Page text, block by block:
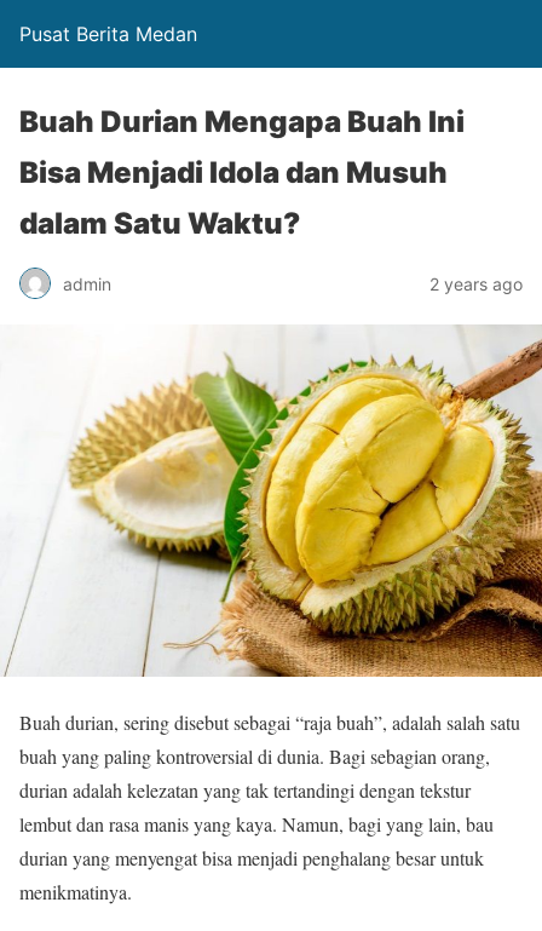
Pusat Berita Medan
Buah Durian Mengapa Buah Ini
Bisa Menjadi Idola dan Musuh
dalam Satu Waktu?
admin 2 years ago
Buah durian, sering disebut sebagai “raja buah”, adalah salah satu
buah yang paling kontroversial di dunia. Bagi sebagian orang,
durian adalah kelezatan yang tak tertandingi dengan tekstur
lembut dan rasa manis yang kaya. Namun, bagi yang lain, bau
durian yang menyengat bisa menjadi penghalang besar untuk
menikmatinya.